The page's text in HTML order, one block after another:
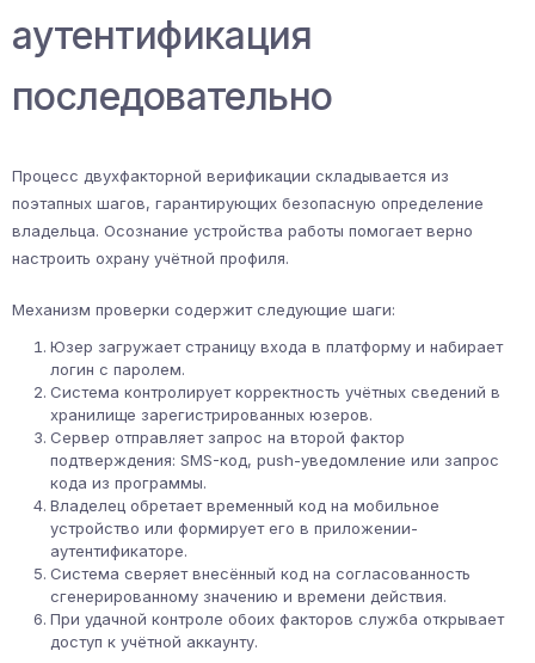
аутентификация
последовательно
Процесс двухфакторной верификации складывается из
поэтапных шагов, гарантирующих безопасную определение
владельца. Осознание устройства работы помогает верно
настроить охрану учётной профиля.
Механизм проверки содержит следующие шаги:
Юзер загружает страницу входа в платформу и набирает
логин с паролем.
Система контролирует корректность учётных сведений в
хранилище зарегистрированных юзеров.
Сервер отправляет запрос на второй фактор
подтверждения: SMS-код, push-уведомление или запрос
кода из программы.
Владелец обретает временный код на мобильное
устройство или формирует его в приложении-
аутентификаторе.
Система сверяет внесённый код на согласованность
сгенерированному значению и времени действия.
При удачной контроле обоих факторов служба открывает
доступ к учётной аккаунту.